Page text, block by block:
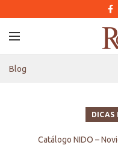
Blog
DICAS
Catálogo NIDO –